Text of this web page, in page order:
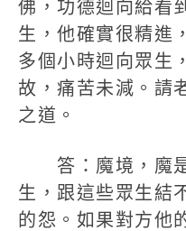
佛，功德迴向給看
生，他確實很精進
多個小時迴向眾生
故，痛苦未減。請
之道。
答：魔境，魔是
生，跟這些眾生結
的怨。如果對方他